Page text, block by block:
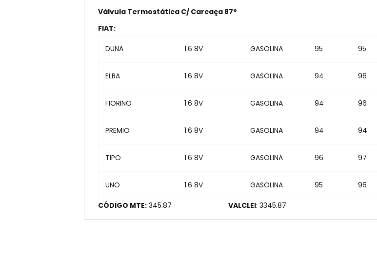
Válvula Termostática C/ Carcaça 87°
FIAT:
DUNA 1.6 8V GASOLINA 95 95
ELBA 1.6 8V GASOLINA 94 96
FIORINO 1.6 8V GASOLINA 94 96
PREMIO 1.6 8V GASOLINA 94 94
TIPO 1.6 8V GASOLINA 96 97
UNO 1.6 8V GASOLINA 95 96
CÓDIGO MTE: 345.87 VALCLEI: 3345.87